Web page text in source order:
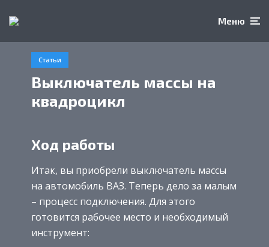
Меню
Статьи
Выключатель массы на
квадроцикл
Ход работы
Итак, вы приобрели выключатель массы
на автомобиль ВАЗ. Теперь дело за малым
– процесс подключения. Для этого
готовится рабочее место и необходимый
инструмент: